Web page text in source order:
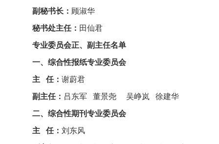
副秘书长： 顾淑华
秘书处主任： 田仙君
专业委员会正、副主任名单
一、综合性报纸专业委员会
主 任：谢蔚君
副主任： 吕东军 董景尧 吴峥岚 徐建华
二、综合性期刊专业委员会
主 任：刘东风